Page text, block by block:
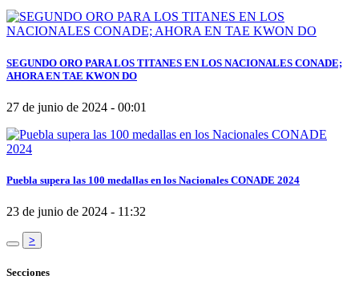
SEGUNDO ORO PARA LOS TITANES EN LOS NACIONALES CONADE;
AHORA EN TAE KWON DO
27 de junio de 2024 - 00:01
Puebla supera las 100 medallas en los Nacionales CONADE 2024
23 de junio de 2024 - 11:32
>
Secciones